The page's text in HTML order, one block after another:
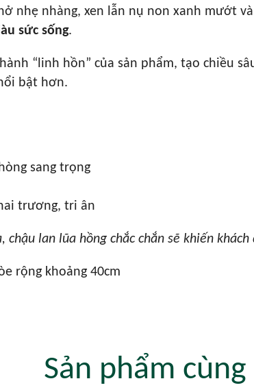
nhẹ nhàng, xen lẫn nụ non xanh mướt
sức sống.
“linh hồn” của sản phẩm, tạo chiều
bật hơn.
sang trọng
trương, tri ân
chậu lan lũa hồng chắc chắn sẽ khiến
rộng khoảng 40cm
Sản phẩm